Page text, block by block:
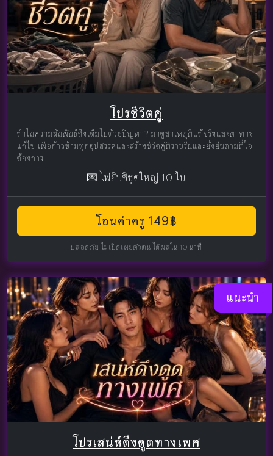
โปรชีวิตคู่
ทำไมความสัมพันธ์ถึงเต็มไปด้วยปัญหา? มาดูสาเหตุที่แท้จริงและหาทาง
แก้ไข เพื่อก้าวข้ามทุกอุปสรรคและสร้างชีวิตคู่ที่ราบรื่นและยั่งยืนตามที่ใจ
ต้องการ
💌 ไพ่ยิปซีชุดใหญ่ 10 ใบ
โอนค่าครู 149฿
ปลอดภัย ไม่เปิดเผยตัวตน ได้ผลใน 10 นาที
แนะนำ
โปรเสน่ห์ดึงดูดทางเพศ